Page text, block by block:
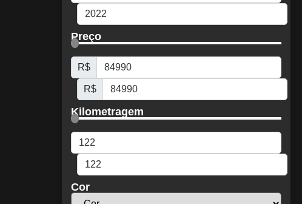
Preço
R$
R$
Kilometragem
Cor